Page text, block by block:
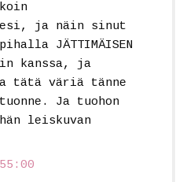
ja näin sinut
JÄTTIMÄISEN
kanssa, ja
tätä väriä tänne
Ja tuohon
leiskuvan